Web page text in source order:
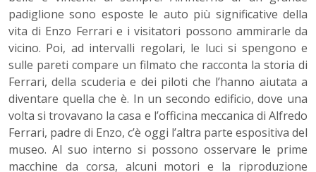
padiglione sono esposte le auto più significative della
vita di Enzo Ferrari e i visitatori possono ammirarle da
vicino. Poi, ad intervalli regolari, le luci si spengono e
sulle pareti compare un filmato che racconta la storia di
Ferrari, della scuderia e dei piloti che l’hanno aiutata a
diventare quella che è. In un secondo edificio, dove una
volta si trovavano la casa e l’officina meccanica di Alfredo
Ferrari, padre di Enzo, c’è oggi l’altra parte espositiva del
museo. Al suo interno si possono osservare le prime
macchine da corsa, alcuni motori e la riproduzione